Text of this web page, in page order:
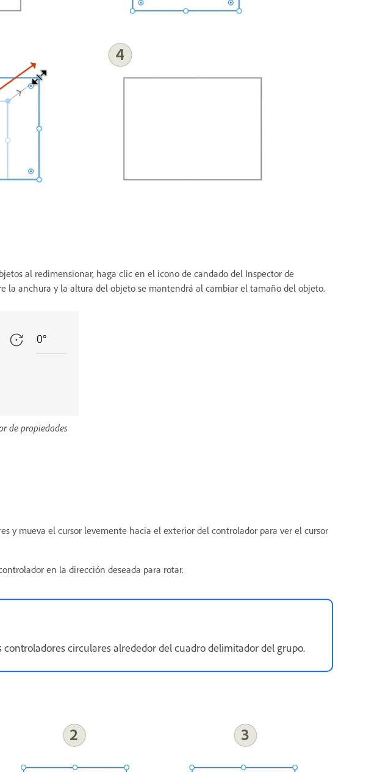
al redimensionar, haga clic en el icono de candado del Inspector de
la anchura y la altura del objeto se mantendrá al cambiar el tamaño del objeto.
de propiedades
y mueva el cursor levemente hacia el exterior del controlador para ver el cursor
en la dirección deseada para rotar.
controladores circulares alrededor del cuadro delimitador del grupo.